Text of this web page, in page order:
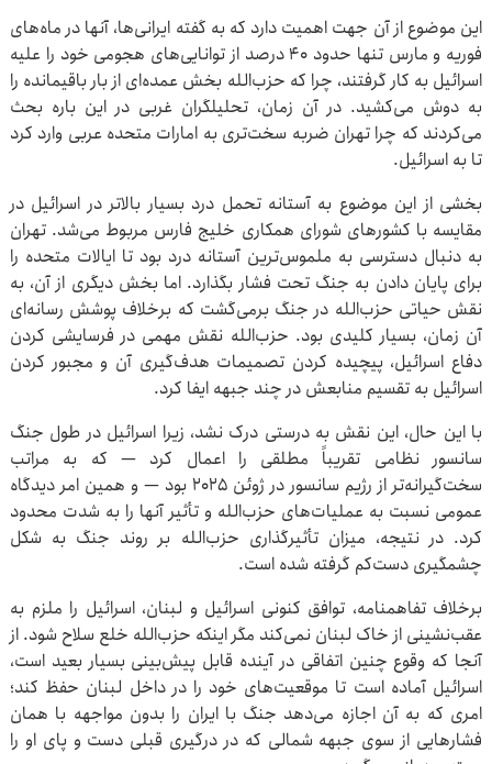
این موضوع از آن جهت اهمیت دارد که به گفته ایرانی‌ها، آنها در ماه‌های
فوریه و مارس تنها حدود ۴۰ درصد از توانایی‌های هجومی خود را علیه
اسرائیل به کار گرفتند، چرا که حزب‌الله بخش عمده‌ای از بار باقیمانده را
به دوش می‌کشید. در آن زمان، تحلیلگران غربی در این باره بحث
می‌کردند که چرا تهران ضربه سخت‌تری به امارات متحده عربی وارد کرد
تا به اسرائیل.
بخشی از این موضوع به آستانه تحمل درد بسیار بالاتر در اسرائیل در
مقایسه با کشورهای شورای همکاری خلیج فارس مربوط می‌شد. تهران
به دنبال دسترسی به ملموس‌ترین آستانه درد بود تا ایالات متحده را
برای پایان دادن به جنگ تحت فشار بگذارد. اما بخش دیگری از آن، به
نقش حیاتی حزب‌الله در جنگ برمی‌گشت که برخلاف پوشش رسانه‌ای
آن زمان، بسیار کلیدی بود. حزب‌الله نقش مهمی در فرسایشی کردن
دفاع اسرائیل، پیچیده کردن تصمیمات هدف‌گیری آن و مجبور کردن
اسرائیل به تقسیم منابعش در چند جبهه ایفا کرد.
با این حال، این نقش به درستی درک نشد، زیرا اسرائیل در طول جنگ
سانسور نظامی تقریباً مطلقی را اعمال کرد — که به مراتب
سخت‌گیرانه‌تر از رژیم سانسور در ژوئن ۲۰۲۵ بود — و همین امر دیدگاه
عمومی نسبت به عملیات‌های حزب‌الله و تأثیر آنها را به شدت محدود
کرد. در نتیجه، میزان تأثیرگذاری حزب‌الله بر روند جنگ به شکل
چشمگیری دست‌کم گرفته شده است.
برخلاف تفاهمنامه، توافق کنونی اسرائیل و لبنان، اسرائیل را ملزم به
عقب‌نشینی از خاک لبنان نمی‌کند مگر اینکه حزب‌الله خلع سلاح شود. از
آنجا که وقوع چنین اتفاقی در آینده قابل پیش‌بینی بسیار بعید است،
اسرائیل آماده است تا موقعیت‌های خود را در داخل لبنان حفظ کند؛
امری که به آن اجازه می‌دهد جنگ با ایران را بدون مواجهه با همان
فشارهایی از سوی جبهه شمالی که در درگیری قبلی دست و پای او را